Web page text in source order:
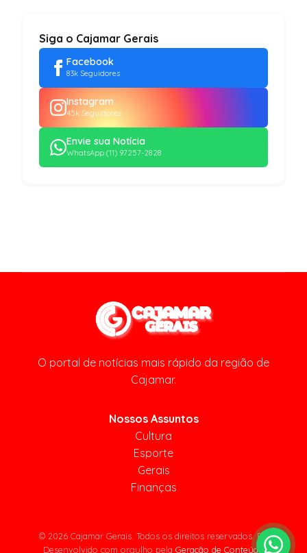
Siga o Cajamar Gerais
Facebook
83k Seguidores
Instagram
45k Seguidores
Envie sua Notícia
WhatsApp (11) 97257-2828
O portal de notícias mais rápido da região de
Cajamar.
Nossos Assuntos
Cultura
Esporte
Gerais
Finanças
© 2026 Cajamar Gerais. Todos os direitos reservados. BR
Desenvolvido com orgulho pela Geração de Conteúdo